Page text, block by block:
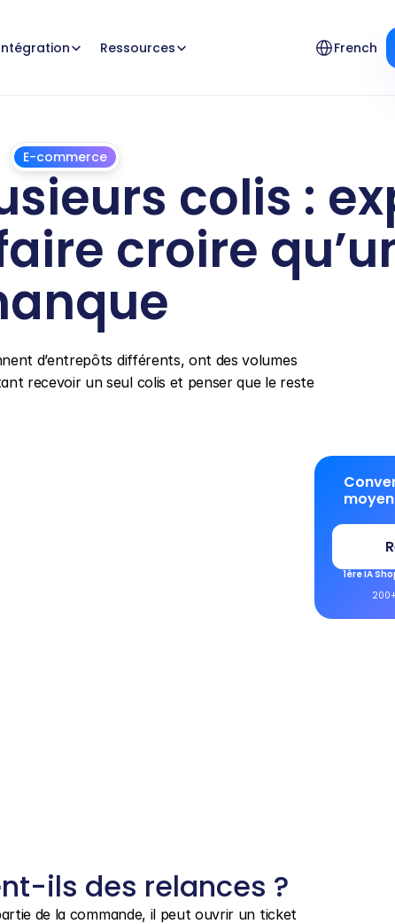
Ressources
Select Language
French
E-commerce
colis :
croire
d’entrepôts différents, ont des volumes
recevoir un seul colis et penser que le reste
ils des relances ?
de la commande, il peut ouvrir un ticket
1ère IA